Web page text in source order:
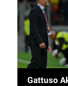
Gattuso